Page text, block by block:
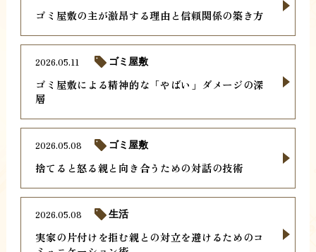
ゴミ屋敷の主が激昂する理由と信頼関係の築き方
ゴミ屋敷による精神的な「やばい」ダメージの深
層
2026.05.11 ゴミ屋敷
捨てると怒る親と向き合うための対話の技術
2026.05.08 ゴミ屋敷
実家の片付けを拒む親との対立を避けるためのコ
2026.05.08 生活